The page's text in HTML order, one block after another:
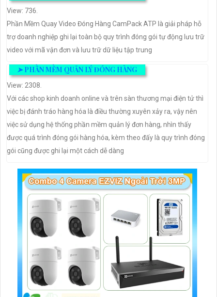
View: 736.
Phần Mềm Quay Video Đóng Hàng CamPack ATP là giải pháp hỗ
trợ doanh nghiệp ghi lại toàn bộ quy trình đóng gói tự động lưu trữ
video với mã vận đơn và lưu trữ dữ liệu tập trung
➤PHẦN MỀM QUẢN LÝ ĐÓNG HÀNG
View: 2308.
Với các shop kinh doanh online và trên sàn thương mại điện tử thì
việc bị đánh tráo hàng hóa là điều thường xuyên xảy ra, vậy nên
việc sử dụng hệ thống phần mềm quản lý đơn hàng, nhìn thấy
được quá trình đóng gói hàng hóa, kèm theo đấy là quy trình đóng
gói cũng được ghi lại một cách dễ dàng